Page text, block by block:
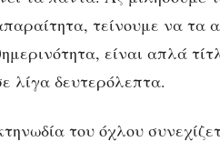
τείνουμε να τα
είναι απλά
λίγα δευτερόλεπτα.
του όχλου